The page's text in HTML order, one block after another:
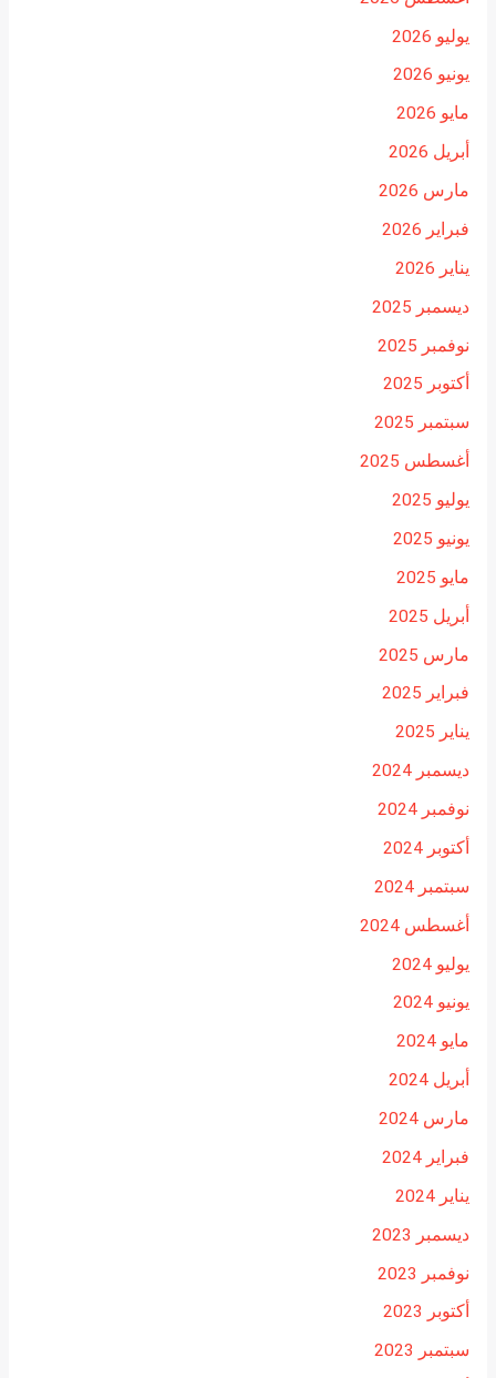
يوليو 2026
يونيو 2026
مايو 2026
أبريل 2026
مارس 2026
فبراير 2026
يناير 2026
ديسمبر 2025
نوفمبر 2025
أكتوبر 2025
سبتمبر 2025
أغسطس 2025
يوليو 2025
يونيو 2025
مايو 2025
أبريل 2025
مارس 2025
فبراير 2025
يناير 2025
ديسمبر 2024
نوفمبر 2024
أكتوبر 2024
سبتمبر 2024
أغسطس 2024
يوليو 2024
يونيو 2024
مايو 2024
أبريل 2024
مارس 2024
فبراير 2024
يناير 2024
ديسمبر 2023
نوفمبر 2023
أكتوبر 2023
سبتمبر 2023